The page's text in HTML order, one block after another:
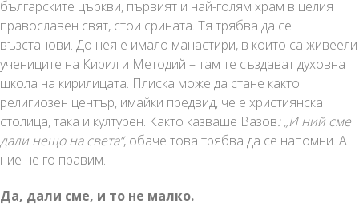
българските църкви, първият и най-голям храм в целия
православен свят, стои срината. Тя трябва да се
възстанови. До нея е имало манастири, в които са живеели
учениците на Кирил и Методий – там те създават духовна
школа на кирилицата. Плиска може да стане както
религиозен център, имайки предвид, че е християнска
столица, така и културен. Както казваше Вазов: „И ний сме
дали нещо на света“, обаче това трябва да се напомни. А
ние не го правим.
Да, дали сме, и то не малко.